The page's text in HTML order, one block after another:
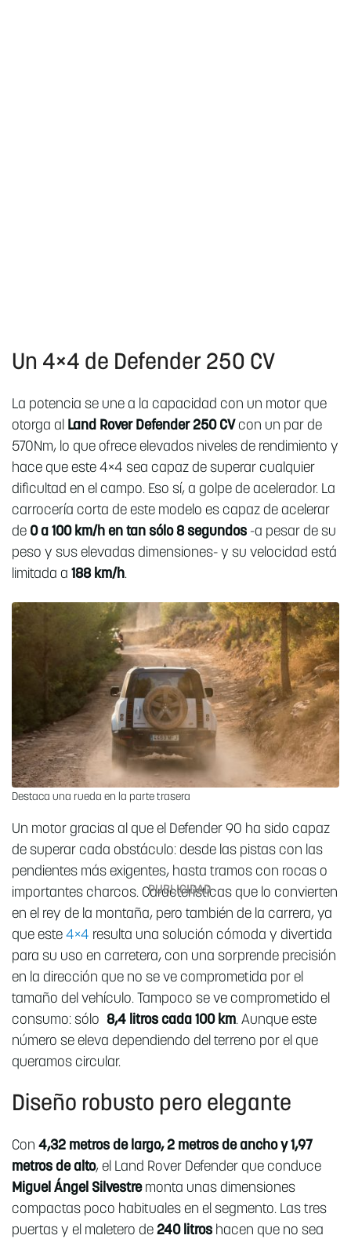
Un 4×4 de Defender 250 CV
La potencia se une a la capacidad con un motor que
otorga al Land Rover Defender 250 CV con un par de
570Nm, lo que ofrece elevados niveles de rendimiento y
hace que este 4×4 sea capaz de superar cualquier
dificultad en el campo. Eso sí, a golpe de acelerador. La
carrocería corta de este modelo es capaz de acelerar
de 0 a 100 km/h en tan sólo 8 segundos -a pesar de su
peso y sus elevadas dimensiones- y su velocidad está
limitada a 188 km/h.
Destaca una rueda en la parte trasera
Un motor gracias al que el Defender 90 ha sido capaz
de superar cada obstáculo: desde las pistas con las
pendientes más exigentes, hasta tramos con rocas o
importantes charcos. Características que lo convierten
en el rey de la montaña, pero también de la carrera, ya
que este 4×4 resulta una solución cómoda y divertida
para su uso en carretera, con una sorprende precisión
en la dirección que no se ve comprometida por el
tamaño del vehículo. Tampoco se ve comprometido el
consumo: sólo 8,4 litros cada 100 km. Aunque este
número se eleva dependiendo del terreno por el que
queramos circular.
Diseño robusto pero elegante
Con 4,32 metros de largo, 2 metros de ancho y 1,97
metros de alto, el Land Rover Defender que conduce
Miguel Ángel Silvestremonta unas dimensiones
compactas poco habituales en el segmento. Las tres
puertas y el maletero de 240 litros hacen que no sea